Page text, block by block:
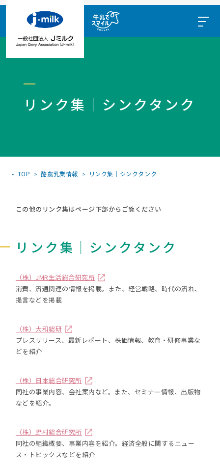
リンク集｜シンクタンク
TOP 酪農乳業情報 リンク集｜シンクタンク
この他のリンク集はページ下部からご覧ください
リンク集｜シンクタンク
（株）JMR生活総合研究所
消費、流通関連の情報を掲載。また、経営戦略、時代の流れ、
提言などを掲載
（株）大和総研
プレスリリース、最新レポート、株価情報、教育・研修事業な
どを紹介
（株）日本総合研究所
同社の事業内容、会社案内など。また、セミナー情報、出版物
などを紹介。
（株）野村総合研究所
同社の組織概要、事業内容を紹介。経済全般に関するニュー
ス・トピックスなどを紹介